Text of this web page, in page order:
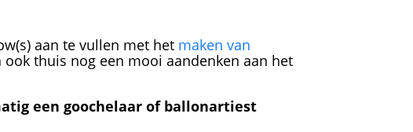
aan te vullen met het maken van
thuis nog een mooi aandenken aan het
een goochelaar of ballonartiest